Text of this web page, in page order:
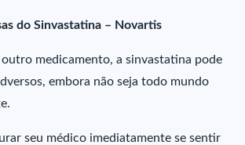
do Sinvastatina – Novartis
medicamento, a sinvastatina pode
embora não seja todo mundo
seu médico imediatamente se sentir